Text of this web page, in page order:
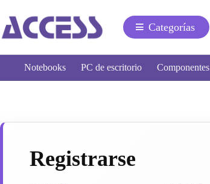
Categorías
Notebooks PC de escritorio Componentes
Registrarse